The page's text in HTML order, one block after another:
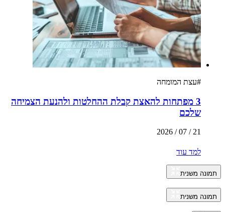
#עצת המומחה
3 מפתחות להאצת קבלת ההחלטות ולהנעת הצמיחה
שלכם
21 / 07 / 2026
למד עוד
תמונה משנית
תמונה משנית